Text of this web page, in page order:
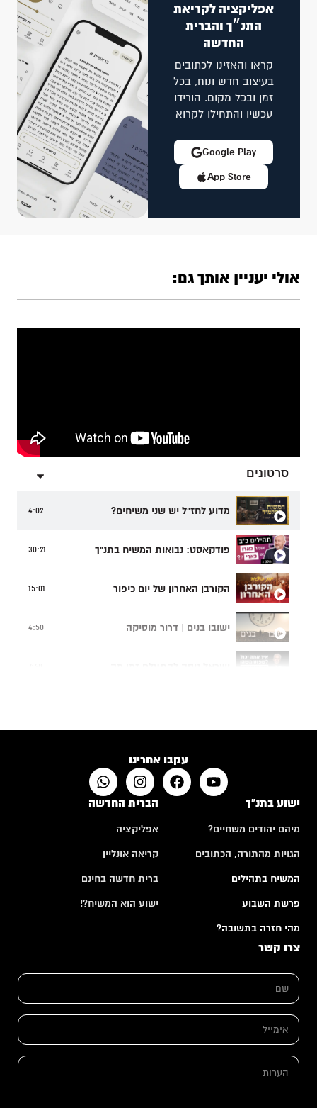
אפליקציה לקריאת
התנ״ך והברית
החדשה
קראו והאזינו לכתובים
בעיצוב חדש ונוח, בכל
זמן ובכל מקום. הורידו
עכשיו והתחילו לקרוא
App Store
Google Play
אולי יעניין אותך גם:
סרטונים
מדוע לחז"ל יש שני משיחים? 4:02
פודקאסט: נבואות המשיח בתנ"ך 30:21
הקורבן האחרון של יום כיפור 15:01
ישובו בנים | דרור מוסיקה 4:50
עקבו אחרינו
ישוע בתנ"ך
מיהם יהודים משחיים?
הגויות מהתורה, הכתובים
המשיח בתהילים
פרשת השבוע
מהי חזרה בתשובה?
הברית החדשה
אפליקציה
קריאה אונליין
ברית חדשה בחינם
ישוע הוא המשיח?!
צרו קשר
ש
*
א
מ
יםה